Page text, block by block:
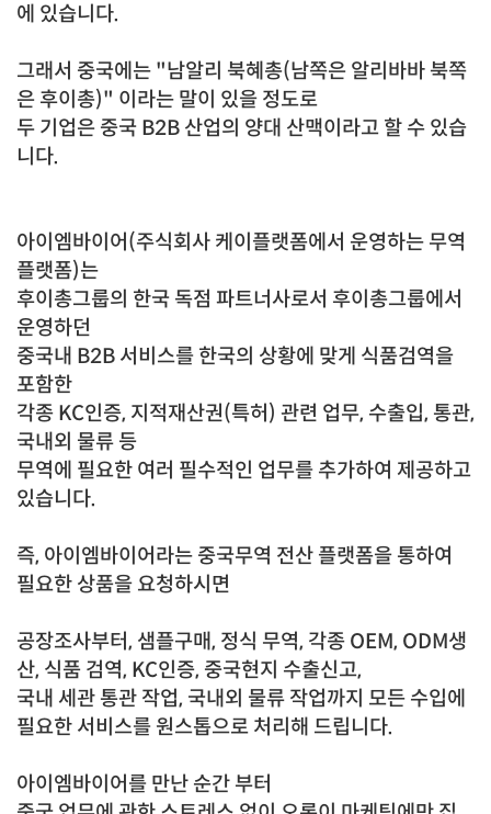
에 있습니다.
그래서 중국에는 "남알리 북혜총(남쪽은 알리바바 북쪽
은 후이총)" 이라는 말이 있을 정도로
두 기업은 중국 B2B 산업의 양대 산맥이라고 할 수 있습
니다.
아이엠바이어(주식회사 케이플랫폼에서 운영하는 무역
플랫폼)는
후이총그룹의 한국 독점 파트너사로서 후이총그룹에서
운영하던
중국내 B2B 서비스를 한국의 상황에 맞게 식품검역을
포함한
각종 KC인증, 지적재산권(특허) 관련 업무, 수출입, 통관,
국내외 물류 등
무역에 필요한 여러 필수적인 업무를 추가하여 제공하고
있습니다.
즉, 아이엠바이어라는 중국무역 전산 플랫폼을 통하여
필요한 상품을 요청하시면
공장조사부터, 샘플구매, 정식 무역, 각종 OEM, ODM생
산, 식품 검역, KC인증, 중국현지 수출신고,
국내 세관 통관 작업, 국내외 물류 작업까지 모든 수입에
필요한 서비스를 원스톱으로 처리해 드립니다.
아이엠바이어를 만난 순간 부터